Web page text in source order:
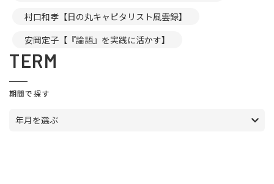
村口和孝【日の丸キャピタリスト風雲録】
安岡定子【『論語』を実践に活かす】
TERM
期間で探す
年月を選ぶ